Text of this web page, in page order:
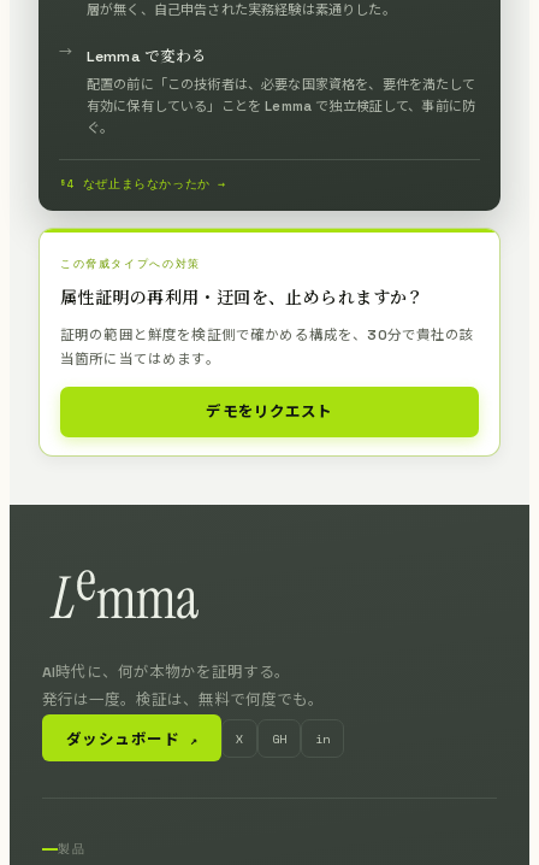
層が無く、自己申告された実務経験は素通りした。
→ Lemma で変わる
配置の前に「この技術者は、必要な国家資格を、要件を満たして
有効に保有している」ことを Lemma で独立検証して、事前に防
ぐ。
§4 なぜ止まらなかったか →
この脅威タイプへの対策
属性証明の再利用・迂回を、止められますか？
証明の範囲と鮮度を検証側で確かめる構成を、30分で貴社の該
当箇所に当てはめます。
デモをリクエスト
AI時代に、何が本物かを証明する。
発行は一度。検証は、無料で何度でも。
ダッシュボード ↗ X GH in
製品